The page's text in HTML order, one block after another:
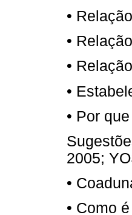
•
•
•
•
• Por
2005;
•
• Como